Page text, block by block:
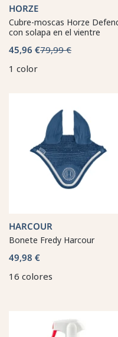
HORZE
Cubre-moscas Horze
con solapa en el vientre
45,96 €79,99 €
1 color
HARCOUR
Bonete Fredy Harcour
49,98 €
16 colores